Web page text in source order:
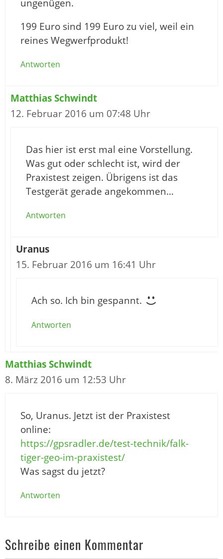
ungenügen.
199 Euro sind 199 Euro zu viel, weil ein
reines Wegwerfprodukt!
Antworten
Matthias Schwindt
12. Februar 2016 um 07:48 Uhr
Das hier ist erst mal eine Vorstellung.
Was gut oder schlecht ist, wird der
Praxistest zeigen. Übrigens ist das
Testgerät gerade angekommen…
Antworten
Uranus
15. Februar 2016 um 16:41 Uhr
Ach so. Ich bin gespannt.
Antworten
Matthias Schwindt
8. März 2016 um 12:53 Uhr
So, Uranus. Jetzt ist der Praxistest
online:
https://gpsradler.de/test-technik/falk-
tiger-geo-im-praxistest/
Was sagst du jetzt?
Antworten
Schreibe einen Kommentar